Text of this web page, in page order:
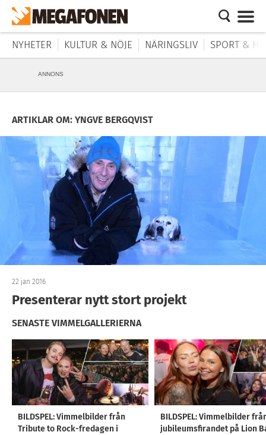
NYHETER KULTUR & NÖJE NÄRINGSLIV SPORT &
ANNONS
ARTIKLAR OM: YNGVE BERGQVIST
22 jan 2016
Presenterar nytt stort projekt
SENASTE VIMMELGALLERIERNA
BILDSPEL: Vimmelbilder från
Tribute to Rock-fredagen i
BILDSPEL: Vimmelbilder
jubileumsfirandet på Lion